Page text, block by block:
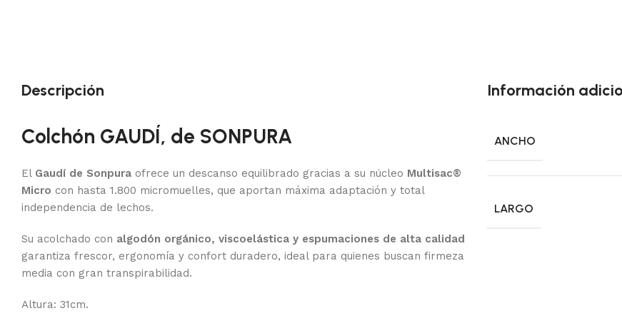
Descripción
Colchón GAUDÍ, de SONPURA
El Gaudí de Sonpura ofrece un descanso equilibrado gracias a su núcleo Multisac®
Micro con hasta 1.800 micromuelles, que aportan máxima adaptación y total
independencia de lechos.
Su acolchado con algodón orgánico, viscoelástica y espumaciones de alta calidad
garantiza frescor, ergonomía y confort duradero, ideal para quienes buscan firmeza
media con gran transpirabilidad.
Altura: 31cm.
Información
ANCHO
LARGO